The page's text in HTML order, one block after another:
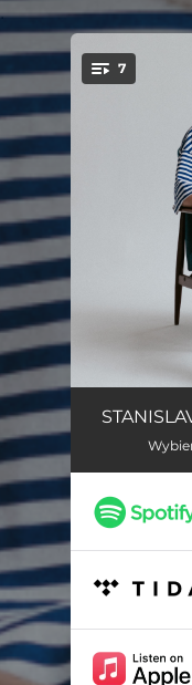
You're
7
Uwolnij
Nie Poróżni
22
Wróć
Pójdę Już
Mnie Tu
.